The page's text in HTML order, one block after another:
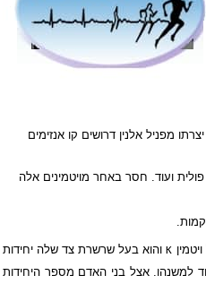
מפניל אלנין דרושים קו אנזימים
ועוד. חסר באחר מויטמינים אלה
Kוהוא בעל שרשרת צד שלה יחידות
למשנהו. אצל בני האדם מספר היחידות